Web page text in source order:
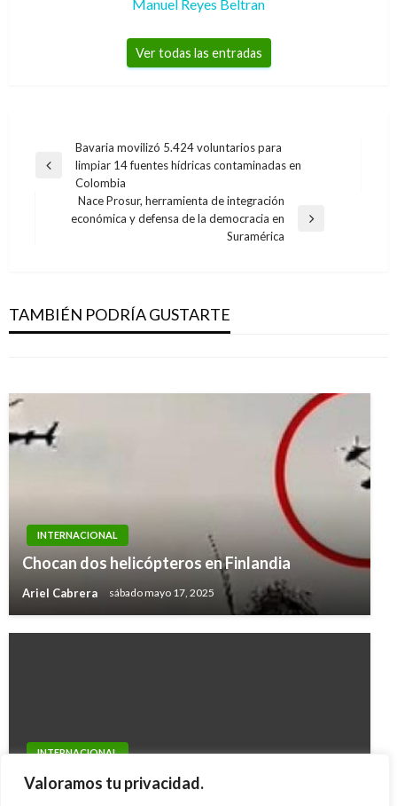
Valoramos tu privacidad.
Manuel Reyes Beltran
Ver todas las entradas
Navegación
de
entradas
Entrada
Bavaria movilizó 5.424 voluntarios para
limpiar 14 fuentes hídricas contaminadas en
Colombia
Entrada
Nace Prosur, herramienta de integración
económica y defensa de la democracia en
Suramérica
TAMBIÉN PODRÍA GUSTARTE
acuerdo con EE.UU.
Ariel Cabrera sábado enero 18, 2020
de México y amenaza Florida
INTERNACIONAL
Chocan dos helicópteros en Finlandia
Ariel Cabrera sábado mayo 17, 2025
INTERNACIONAL
Irán afirma que países europeos sufrirán por